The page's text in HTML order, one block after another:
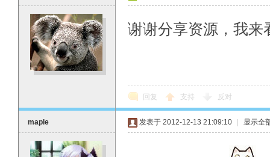
谢谢分享资源，我来
回复 支持 反对
maple 发表于 2012-12-13 21:09:10 显示全